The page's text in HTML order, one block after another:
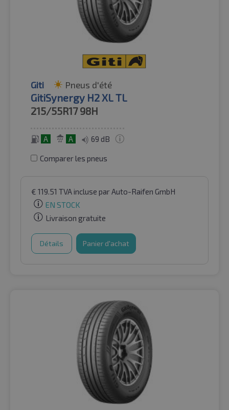
Giti Pneus d'été
GitiSynergy H2 XL TL
215/55R17 98H
A A 69 dB
Comparer les pneus
€ 119.51 TVA incluse par Auto-Raifen GmbH
EN STOCK
Livraison gratuite
Détails Panier d'achat